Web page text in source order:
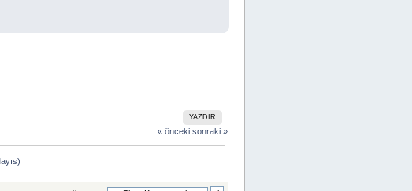
YAZDIR
« önceki sonraki »